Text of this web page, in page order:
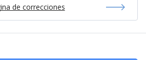
de correcciones